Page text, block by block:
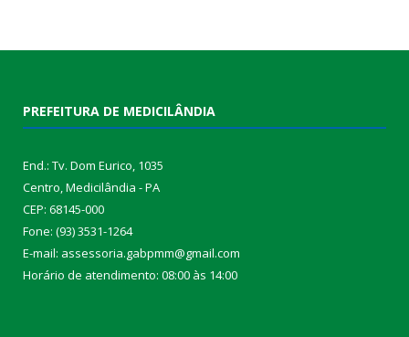
PREFEITURA DE MEDICILÂNDIA
End.: Tv. Dom Eurico, 1035
Centro, Medicilândia - PA
CEP: 68145-000
Fone: (93) 3531-1264
E-mail: assessoria.gabpmm@gmail.com
Horário de atendimento: 08:00 às 14:00